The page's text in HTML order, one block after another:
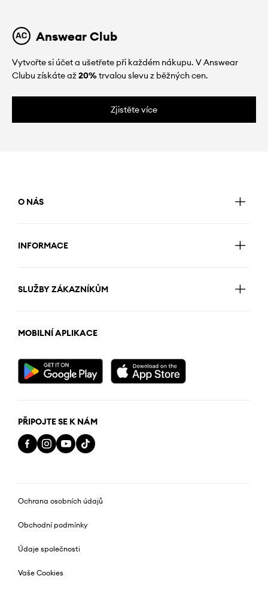
Answear Club
Vytvořte si účet a ušetřete při každém nákupu. V Answear
Clubu získáte až20%trvalou slevu z běžných cen.
Zjistěte více
O NÁS
INFORMACE
SLUŽBY ZÁKAZNÍKŮM
MOBILNÍ APLIKACE
PŘIPOJTE SE K NÁM
Ochrana osobních údajů
Obchodní podmínky
Údaje společnosti
Vaše Cookies